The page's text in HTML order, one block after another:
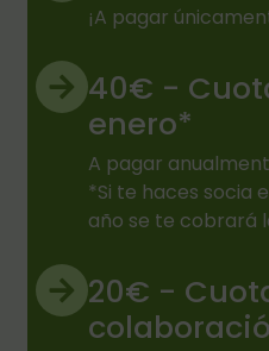
¡A pagar
40€ -
enero*
A pagar
*Si te haces socia
año se te cobrará
20€ -